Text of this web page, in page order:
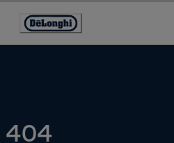
Accessibility
Statement
404